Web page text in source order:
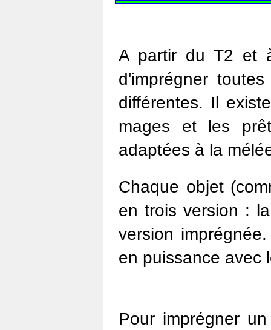
A partir du T2 et
d'imprégner
différentes. Il
mages et les
adaptées à la
Chaque objet
en trois version :
version
en puissance avec
Pour imprégner